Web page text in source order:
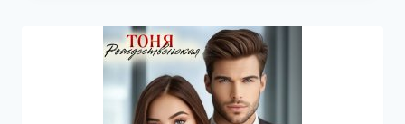
ТОНЯ
РОЖДЕСТВЕНСКАЯ